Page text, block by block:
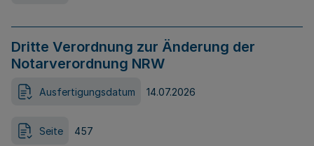
Dritte Verordnung zur Änderung der
Notarverordnung NRW
Ausfertigungsdatum 14.07.2026
Seite 457